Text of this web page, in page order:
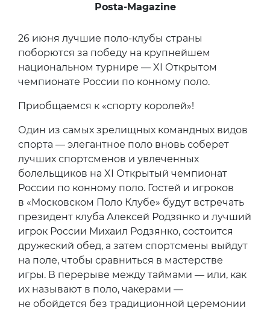
Posta-Magazine
26 июня лучшие поло-клубы страны
поборются за победу на крупнейшем
национальном турнире — XI Открытом
чемпионате России по конному поло.
Приобщаемся к «спорту королей»!
Один из самых зрелищных командных видов
спорта — элегантное поло вновь соберет
лучших спортсменов и увлеченных
болельщиков на XI Открытый чемпионат
России по конному поло. Гостей и игроков
в «Московском Поло Клубе» будут встречать
президент клуба Алексей Родзянко и лучший
игрок России Михаил Родзянко, состоится
дружеский обед, а затем спортсмены выйдут
на поле, чтобы сравниться в мастерстве
игры. В перерыве между таймами — или, как
их называют в поло, чакерами —
не обойдется без традиционной церемонии